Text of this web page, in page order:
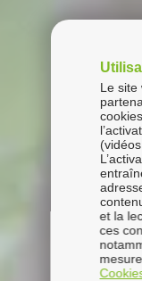
Le site
et la
ces